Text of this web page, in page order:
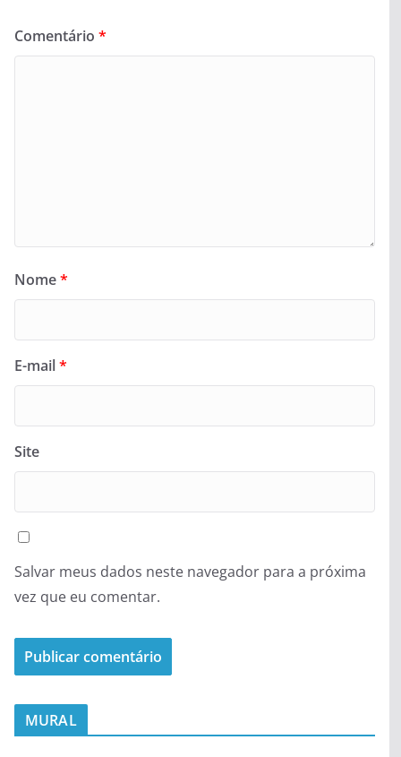
Comentário *
Nome*
E-mail*
Site
Salvar meus dados neste navegador para a próxima
vez que eu comentar.
MURAL